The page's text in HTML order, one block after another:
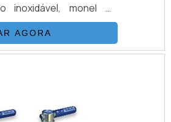
inoxidável, monel e
ítens são válvulas
tubos conexões
equipamentos
AGORA